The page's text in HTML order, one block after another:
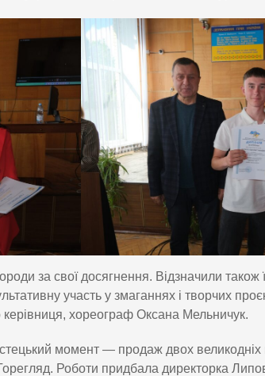
за свої досягнення. Відзначили також
участь у змаганнях і творчих
хореограф Оксана Мельничук.
момент — продаж двох великодніх
Роботи придбала директорка